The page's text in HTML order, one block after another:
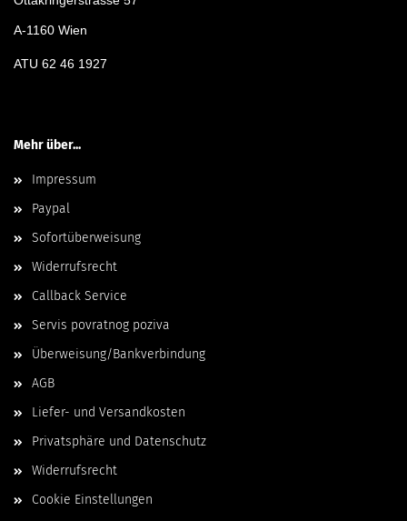
A-1160 Wien
ATU 62 46 1927
Mehr über...
Impressum
Paypal
Sofortüberweisung
Widerrufsrecht
Callback Service
Servis povratnog poziva
Überweisung/Bankverbindung
AGB
Liefer- und Versandkosten
Privatsphäre und Datenschutz
Widerrufsrecht
Cookie Einstellungen